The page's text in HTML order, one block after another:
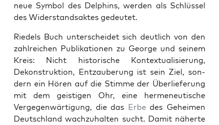
neue Sym­bol des Del­phins, wer­den als Schlüs­sel
des Wider­stand­sak­tes gedeutet.
Riedels Buch unter­schei­det sich deut­lich von den
zahlre­ichen Pub­lika­tio­nen zu George und seinem
Kreis: Nicht his­torische Kon­tex­tu­al­isierung,
Dekon­struk­tion, Entza­uberung ist sein Ziel, son­
dern ein Hören auf die Stimme der Über­liefer­ung
mit dem geisti­gen Ohr, eine hermeneutis­che
Verge­gen­wär­ti­gung, die das Erbe des Geheimen
Deutsch­land wachzuhal­ten sucht. Damit näherte